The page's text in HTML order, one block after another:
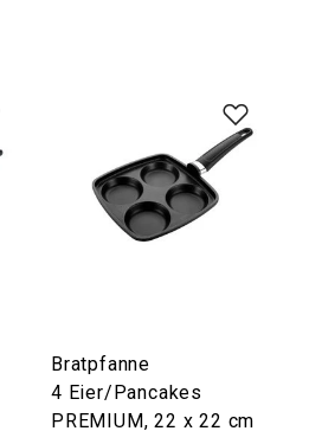
Bratpfanne
4 Eier/Pancakes
PREMIUM, 22 x 22 cm